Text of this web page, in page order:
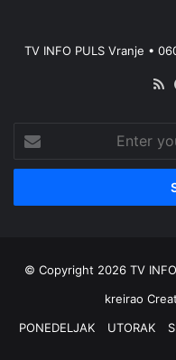
TV INFO PULS Vranje •
your
Email
© Copyright 2026 TV
kreirao
PONEDELJAK
UTORAK